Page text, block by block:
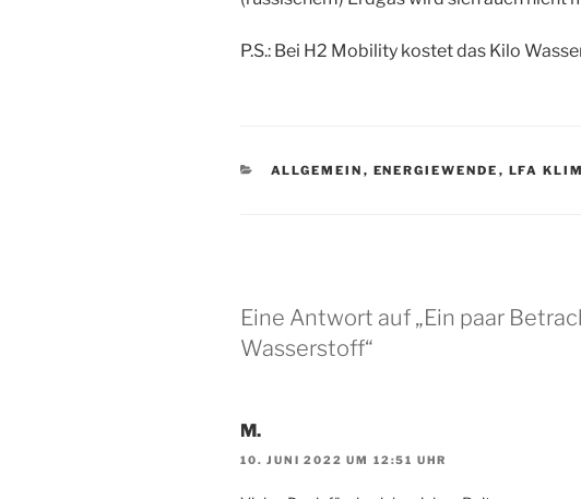
P.S.: Bei H2 Mobility kostet das Kilo
KATEGORIEN
ALLGEMEIN , ENERGIEWENDE , LFA
Eine Antwort auf „Ein paar
Wasserstoff“
M.
10. JUNI 2022 UM 12:51 UHR